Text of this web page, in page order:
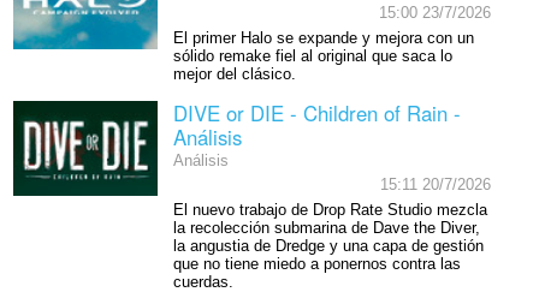
15:00 23/7/2026
El primer Halo se expande y mejora con un
sólido remake fiel al original que saca lo
mejor del clásico.
DIVE or DIE - Children of Rain -
Análisis
Análisis
15:11 20/7/2026
El nuevo trabajo de Drop Rate Studio mezcla
la recolección submarina de Dave the Diver,
la angustia de Dredge y una capa de gestión
que no tiene miedo a ponernos contra las
cuerdas.